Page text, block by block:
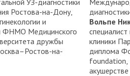
УЗ-диагностики
Ростова-на-Дону,
и
ФНМО Медицинского
дружбы
на-
Вольпе
клиники
диплома
foundation,